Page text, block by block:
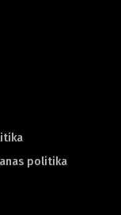
politika